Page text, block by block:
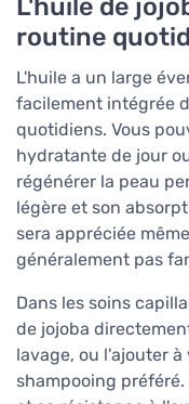
L'huile de
routine
L'huile a un large
facilement intégrée
quotidiens. Vous
hydratante de jour
régénérer la peau
légère et son
sera appréciée
généralement pas
Dans les soins
de jojoba
lavage, ou l'ajouter
shampooing